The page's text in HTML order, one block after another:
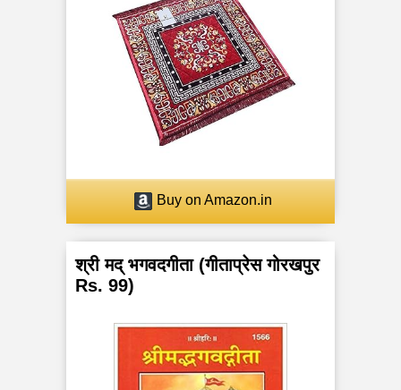
Buy on Amazon.in
श्री मद् भगवदगीता (गीताप्रेस गोरखपुर
Rs. 99)